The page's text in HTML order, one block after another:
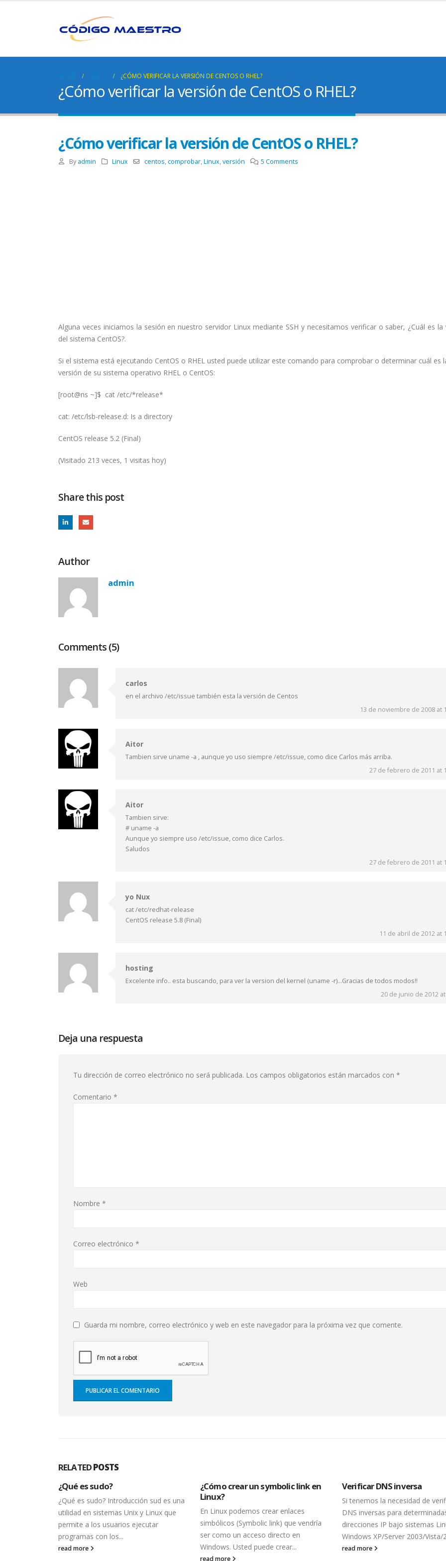
HOME LINUX ¿CÓMO VERIFICAR LA VERSIÓN DE CENTOS O RHEL?
¿Cómo verificar la versión de CentOS o RHEL?
¿Cómo verificar la versión de CentOS o RHEL?
By admin Linux centos,comprobar,Linux,versión 5 Comments
Alguna veces iniciamos la sesión en nuestro servidor Linux mediante SSH y necesitamos verificar o saber, ¿Cuál es la
del sistema CentOS?.
Si el sistema está ejecutando CentOS o RHEL usted puede utilizar este comando para comprobar o determinar cuál es
versión de su sistema operativo RHEL o CentOS:
[root@ns ~]$ cat /etc/*release*
cat: /etc/lsb-release.d: Is a directory
CentOS release 5.2 (Final)
(Visitado 213 veces, 1 visitas hoy)
Share this post
Author
admin
Comments (5)
carlos
en el archivo /etc/issue también esta la versión de Centos
13 de noviembre de 2008 at
Aitor
Tambien sirve uname -a , aunque yo uso siempre /etc/issue, como dice Carlos más arriba.
27 de febrero de 2011 at
Aitor
Tambien sirve:
# uname -a
Aunque yo siempre uso /etc/issue, como dice Carlos.
Saludos
27 de febrero de 2011 at
yo Nux
cat /etc/redhat-release
CentOS release 5.8 (Final)
11 de abril de 2012 at
hosting
Excelente info.. esta buscando, para ver la version del kernel (uname -r)…Gracias de todos modos!!
20 de junio de 2012
Deja una respuesta
Tu dirección de correo electrónico no será publicada. Los campos obligatorios están marcados con *
Comentario *
Nombre *
Correo electrónico *
Web
Guarda mi nombre, correo electrónico y web en este navegador para la próxima vez que comente.
RELATEDPOSTS
¿Qué es sudo?
¿Qué es sudo? Introducción sud es una
utilidad en sistemas Unix y Linux que
permite a los usuarios ejecutar
programas con los...
read more
¿Cómo crear un symbolic link en
Linux?
En Linux podemos crear enlaces
simbólicos (Symbolic link) que vendría
ser como un acceso directo en
Windows. Usted puede crear...
read more
Verificar DNS inversa
Si tenemos la necesidad de
DNS inversas para
direcciones IP bajo sistemas
Windows XP/Server 2003/Vista/
read more